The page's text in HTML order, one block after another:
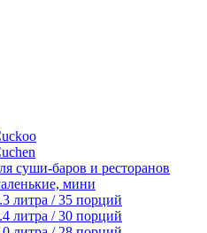
суши-баров и ресторанов
мини
литра / 35 порций
литра / 30 порций